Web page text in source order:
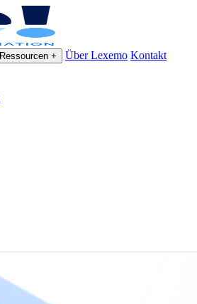
Ressourcen + Über Lexemo Kontakt